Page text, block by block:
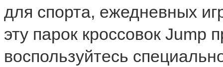
для спорта, ежедневных
эту парок кроссовок Jump
воспользуйтесь